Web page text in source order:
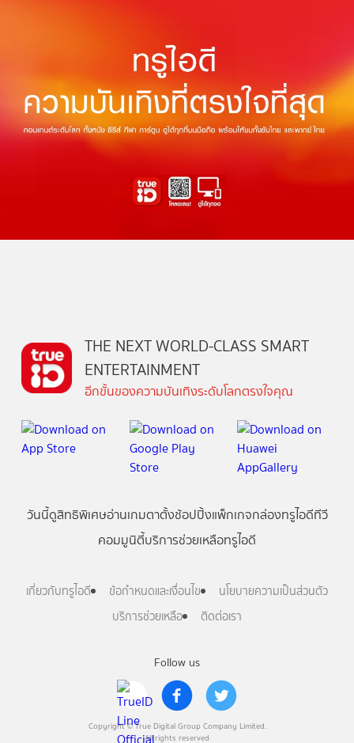
Follow us
Copyright © True Digital Group Company Limited.
All rights reserved
THE NEXT WORLD-CLASS SMART
ENTERTAINMENT
อีกขั้นของความบันเทิงระดับโลกตรงใจคุณ
วันนี้ดูสิทธิพิเศษอ่านเกมตาตั้งช้อปปิ้งแพ็กเกจกล่องทรูไอดีทีวี
คอมมูนิตี้บริการช่วยเหลือทรูไอดี
เกี่ยวกับทรูไอดี ข้อกำหนดและเงื่อนไข
นโยบายความเป็นส่วนตัว
บริการช่วยเหลือ
ติดต่อเรา